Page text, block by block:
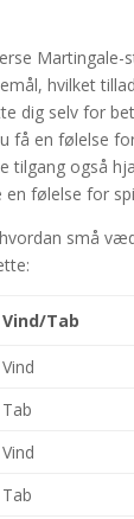
Martingale-
hvilket
dig selv for
få en følelse
tilgang også
en følelse for
små
Vind/Tab
Vind
Tab
Vind
Tab